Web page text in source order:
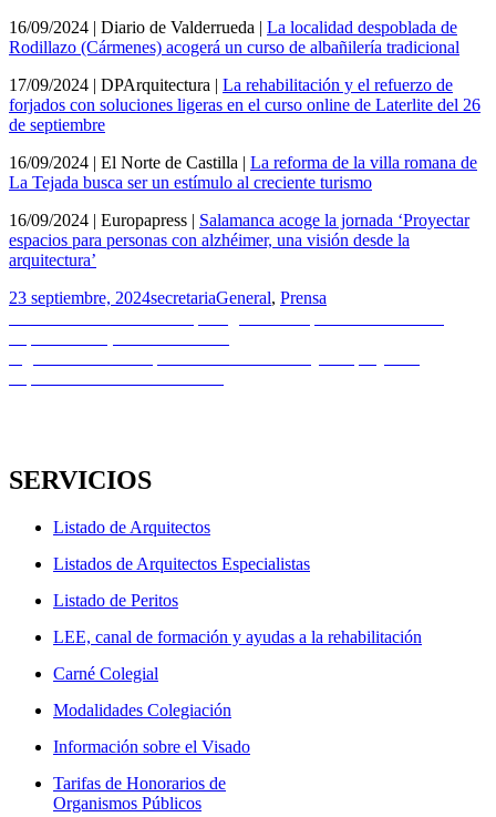
16/09/2024 | Diario de Valderrueda | La localidad despoblada de
Rodillazo (Cármenes) acogerá un curso de albañilería tradicional
17/09/2024 | DPArquitectura | La rehabilitación y el refuerzo de
forjados con soluciones ligeras en el curso online de Laterlite del 26
de septiembre
16/09/2024 | El Norte de Castilla | La reforma de la villa romana de
La Tejada busca ser un estímulo al creciente turismo
16/09/2024 | Europapress | Salamanca acoge la jornada ‘Proyectar
espacios para personas con alzhéimer, una visión desde la
arquitectura’
Publicado
23 septiembre, 2024Autor
secretariaCategorías
General, Prensa
Navegación
de
entradas
SERVICIOS
Listado de Arquitectos
Listados de Arquitectos Especialistas
Listado de Peritos
LEE, canal de formación y ayudas a la rehabilitación
Carné Colegial
Modalidades Colegiación
Información sobre el Visado
Tarifas de Honorarios de
Organismos Públicos